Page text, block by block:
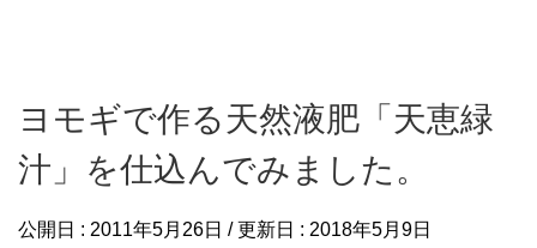
ヨモギで作る天然液肥「天恵緑
汁」を仕込んでみました。
公開日 : 2011年5月26日 / 更新日 : 2018年5月9日